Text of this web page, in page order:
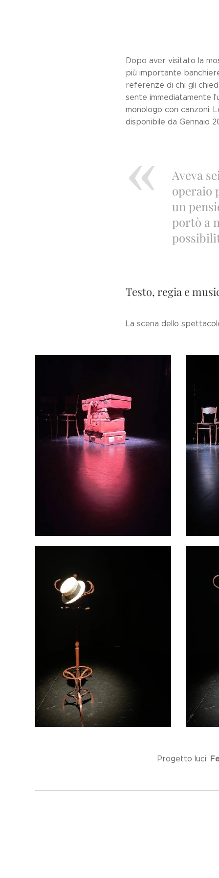
Dopo aver visitato la
più importante
referenze di chi gli
sente immediatamente
monologo con canzoni.
disponibile da Gennaio
Aveva
operaio
un
portò a
Testo, regia e
La scena dello
Progetto luci: